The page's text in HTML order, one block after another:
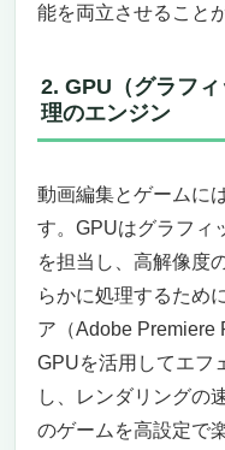
験
駆動
最新の接続
AI機能と
動画編集とゲ
ミングノート
144Hzリフ
で滑らかな
16GBメモ
薄型・堅牢
豊富な接続
まとめ：動
能を両立させること
2. GPU（グラフ
理のエンジン
動画編集とゲームに
す。GPUはグラフィ
を担当し、高解像度
らかに処理するため
ア（Adobe Premiere
GPUを活用してエフ
し、レンダリングの
のゲームを高設定で